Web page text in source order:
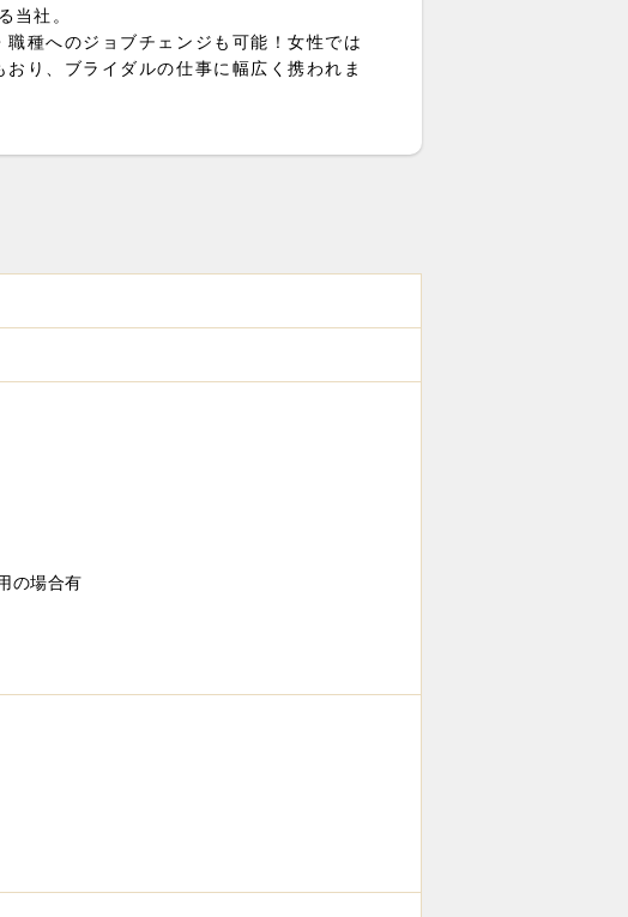
社。
種へのジョブチェンジも可能！女性では
り、ブライダルの仕事に幅広く携われま
の場合有